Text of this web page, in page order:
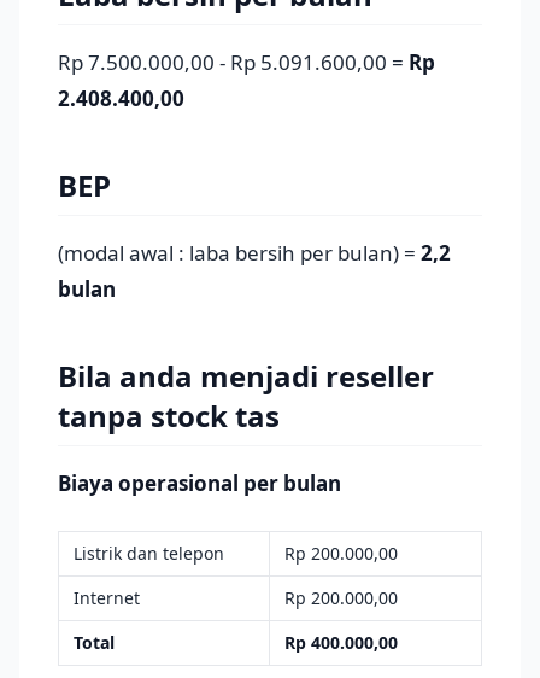
Rp 7.500.000,00 - Rp 5.091.600,00 = Rp
2.408.400,00
BEP
(modal awal : laba bersih per bulan) = 2,2
bulan
Bila anda menjadi reseller
tanpa stock tas
Biaya operasional per bulan
Listrik dan telepon
Rp 200.000,00
Internet
Rp 200.000,00
Total
Rp 400.000,00